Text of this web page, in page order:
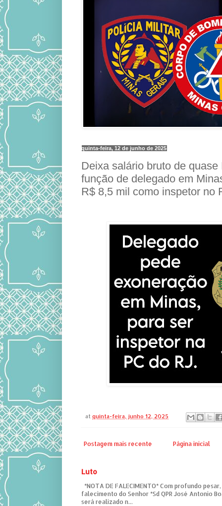
quinta-feira, 12 de junho de 2025
Deixa salário bruto de
função de delegado em
R$ 8,5 mil como inspetor no
atquinta-feira, junho 12, 2025
Postagem mais recente Página inicial
Luto
*NOTA DE FALECIMENTO* Com profundo
falecimento do Senhor *Sd QPR José Antonio
será realizado n...